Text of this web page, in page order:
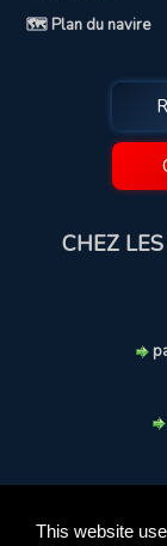
This website
🗺️ Plan du navire
CHEZ